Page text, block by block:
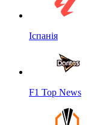
Іспанія
F1 Top News